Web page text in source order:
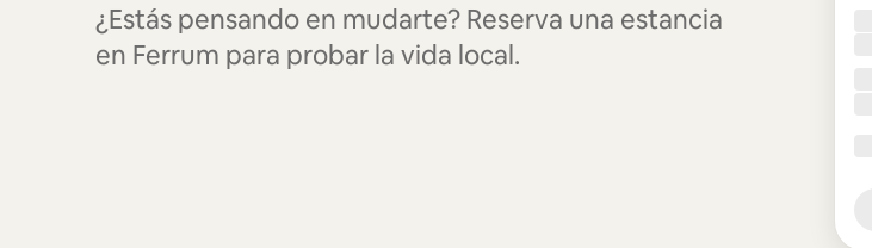
¿Estás pensando en mudarte? Reserva una estancia
en Ferrum para probar la vida local.